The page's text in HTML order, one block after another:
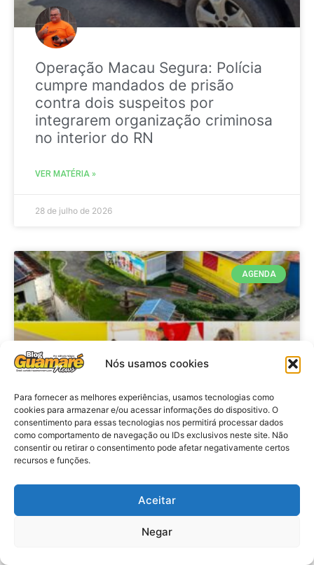
Nós usamos cookies
Para fornecer as melhores experiências, usamos tecnologias como
cookies para armazenar e/ou acessar informações do dispositivo. O
consentimento para essas tecnologias nos permitirá processar dados
como comportamento de navegação ou IDs exclusivos neste site. Não
consentir ou retirar o consentimento pode afetar negativamente certos
recursos e funções.
Aceitar
Negar
Operação Macau Segura: Polícia
cumpre mandados de prisão
contra dois suspeitos por
integrarem organização criminosa
no interior do RN
VER MATÉRIA »
28 de julho de 2026
AGENDA
Agenda: 10ª Mostra Pedagógica
da Casa Durval Paiva acontecerá
nesta quarta-feira (29)